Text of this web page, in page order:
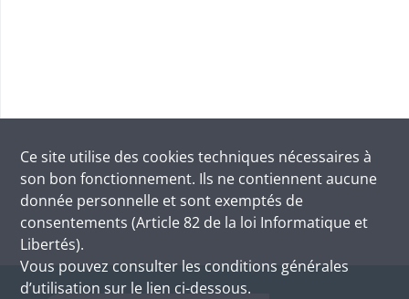
Ce site utilise des cookies techniques nécessaires à
son bon fonctionnement. Ils ne contiennent aucune
donnée personnelle et sont exemptés de
consentements (Article 82 de la loi Informatique et
Libertés).
Vous pouvez consulter les conditions générales
d’utilisation sur le lien ci-dessous.